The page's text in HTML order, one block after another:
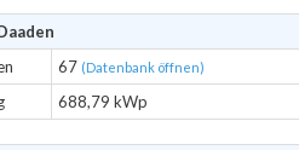
67 (Datenbank öffnen)
688,79 kWp